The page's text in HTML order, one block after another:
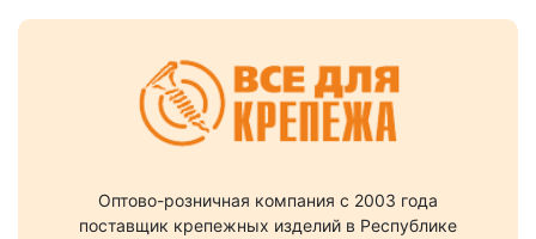
Оптово-розничная компания c 2003 года
поставщик крепежных изделий в Республике